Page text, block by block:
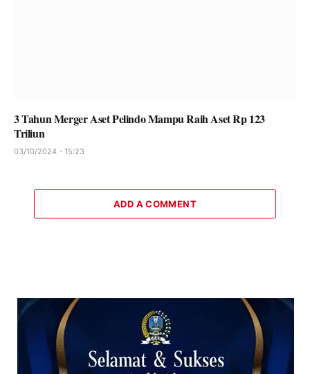
3 Tahun Merger Aset Pelindo Mampu Raih Aset Rp 123
Triliun
03/10/2024 - 15:23
ADD A COMMENT